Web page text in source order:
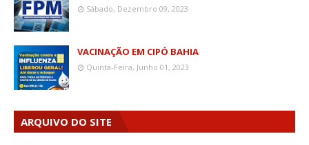
Sábado, Dezembro 09, 2023
VACINAÇÃO EM CIPÓ BAHIA
Quinta-Feira, Junho 01, 2023
ARQUIVO DO SITE